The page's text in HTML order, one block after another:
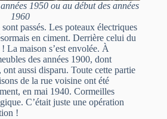
1950 ou au début des années
1960
passés. Les poteaux électriques
en ciment. Derrière celui du
La maison s’est envolée. À
des années 1900, dont
aussi disparu. Toute cette partie
de la rue voisine ont été
en mai 1940. Cormeilles
C’était juste une opération
!